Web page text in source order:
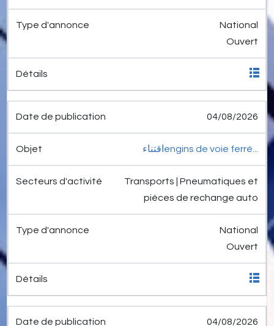
National
Ouvert
04/08/2026
اقتناءengins de voie ferré...
Transports | Pneumatiques et
pièces de rechange auto
National
Ouvert
04/08/2026